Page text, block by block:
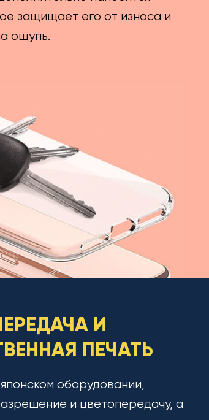
защищает его от износа и
ощупь.
И
ПЕЧАТЬ
оборудовании,
и цветопередачу, а